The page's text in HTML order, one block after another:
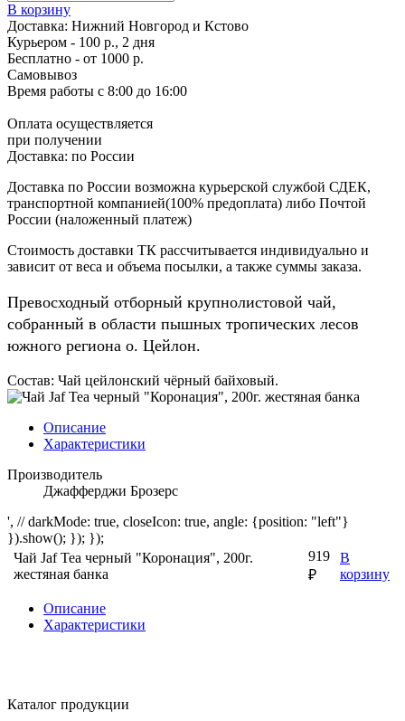
В корзину
Доставка: Нижний Новгород и Кстово
Курьером - 100 р., 2 дня
Бесплатно - от 1000 р.
Самовывоз
Время работы с 8:00 до 16:00
Оплата осуществляется
при получении
Доставка: по России
Доставка по России возможна курьерской службой СДЕК,
транспортной компанией(100% предоплата) либо Почтой
России (наложенный платеж)
Стоимость доставки ТК рассчитывается индивидуально и
зависит от веса и объема посылки, а также суммы заказа.
Превосходный отборный крупнолистовой чай,
собранный в области пышных тропических лесов
южного региона о. Цейлон.
Состав: Чай цейлонский чёрный байховый.
Описание
Характеристики
Производитель
Джафферджи Брозерс
', // darkMode: true, closeIcon: true, angle: {position: "left"}
}).show(); }); });
Чай Jaf Tea черный "Коронация", 200г.
жестяная банка
919
₽
В
корзину
Описание
Характеристики
Каталог продукции